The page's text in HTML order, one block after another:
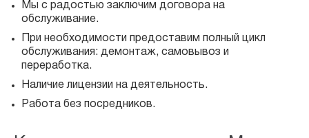
Мы с радостью заключим договора на
обслуживание.
При необходимости предоставим полный цикл
обслуживания: демонтаж, самовывоз и
переработка.
Наличие лицензии на деятельность.
Работа без посредников.